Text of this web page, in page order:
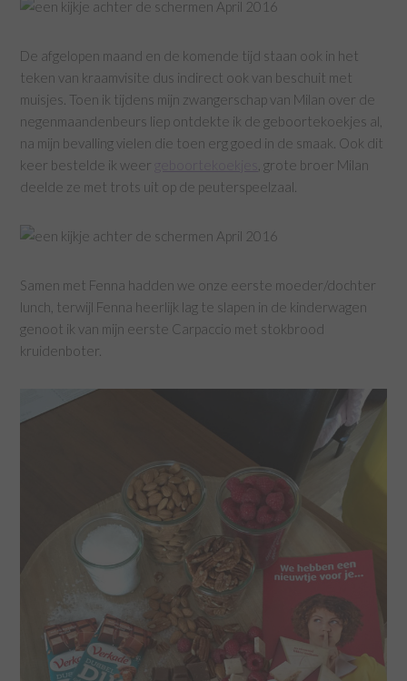
De afgelopen maand en de komende tijd staan ook in het
teken van kraamvisite dus indirect ook van beschuit met
muisjes. Toen ik tijdens mijn zwangerschap van Milan over de
negenmaandenbeurs liep ontdekte ik de geboortekoekjes al,
na mijn bevalling vielen die toen erg goed in de smaak. Ook dit
keer bestelde ik weer geboortekoekjes
, grote broer Milan
deelde ze met trots uit op de peuterspeelzaal.
Samen met Fenna hadden we onze eerste moeder/dochter
lunch, terwijl Fenna heerlijk lag te slapen in de kinderwagen
genoot ik van mijn eerste Carpaccio met stokbrood
kruidenboter.